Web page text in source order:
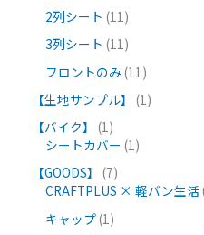
2列シート 11
3列シート 11
フロントのみ 11
【生地サンプル】
1
【バイク】
1
シートカバー 1
【GOODS】
7
CRAFTPLUS × 軽バン生活
キャップ 1